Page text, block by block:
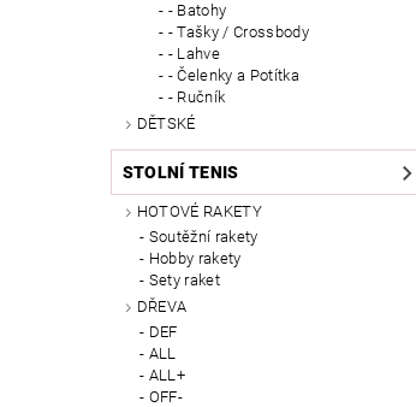
- Batohy
- Tašky / Crossbody
- Lahve
- Čelenky a Potítka
- Ručník
DĚTSKÉ
STOLNÍ TENIS
HOTOVÉ RAKETY
Soutěžní rakety
Hobby rakety
Sety raket
DŘEVA
DEF
ALL
ALL+
OFF-